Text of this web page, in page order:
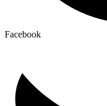
Facebook